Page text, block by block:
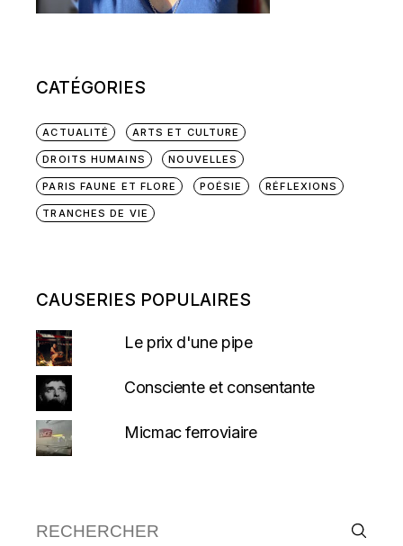
CATÉGORIES
ACTUALITÉ ARTS ET CULTURE
DROITS HUMAINS NOUVELLES
PARIS FAUNE ET FLORE POÉSIE RÉFLEXIONS
TRANCHES DE VIE
CAUSERIES POPULAIRES
Le prix d'une pipe
Consciente et consentante
Micmac ferroviaire
Recherche :